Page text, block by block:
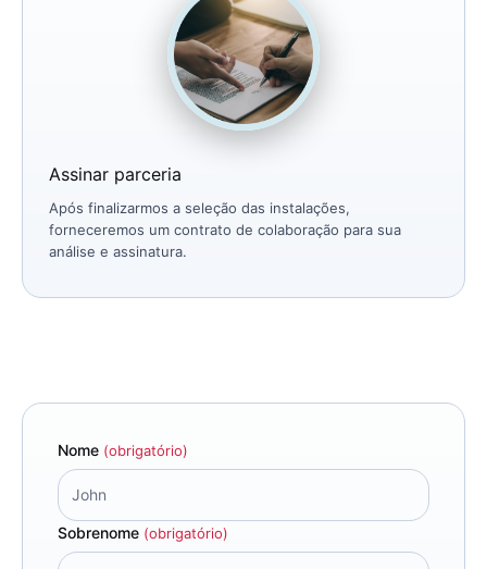
Assinar parceria
Após finalizarmos a seleção das instalações,
forneceremos um contrato de colaboração para sua
análise e assinatura.
Nome (obrigatório)
Sobrenome (obrigatório)